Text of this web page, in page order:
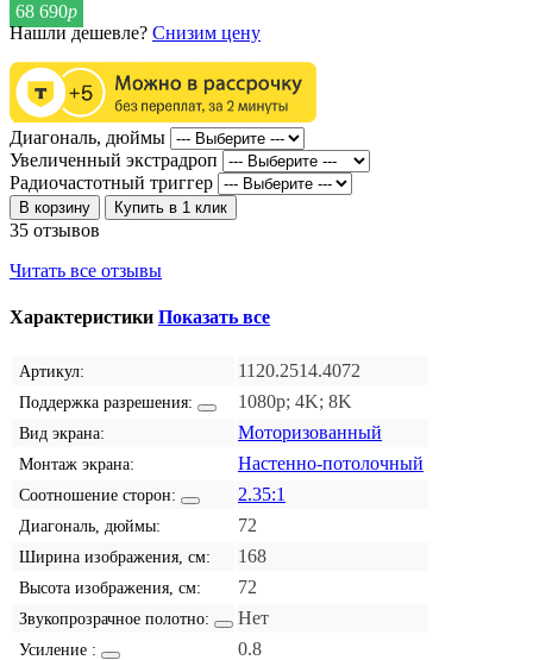
68 690р
Нашли дешевле? Снизим цену
Диагональ, дюймы
Увеличенный экстрадроп
Радиочастотный триггер
В корзину Купить в 1 клик
35 отзывов
Читать все отзывы
Характеристики Показать все
Артикул: 1120.2514.4072
Поддержка разрешения: 1080p; 4K; 8K
Вид экрана: Моторизованный
Монтаж экрана: Настенно-потолочный
Соотношение сторон: 2.35:1
Диагональ, дюймы: 72
Ширина изображения, см: 168
Высота изображения, см: 72
Звукопрозрачное полотно: Нет
Усиление : 0.8